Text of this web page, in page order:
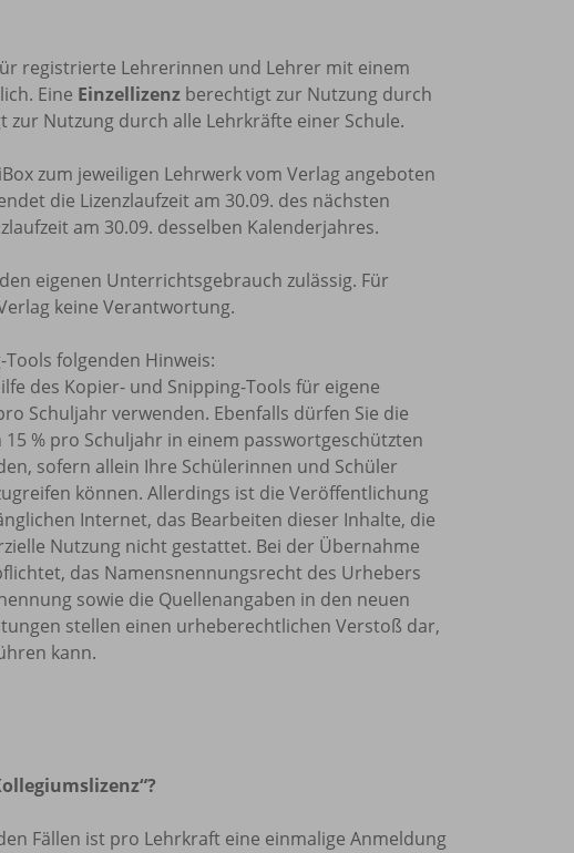
registrierte Lehrerinnen und Lehrer mit einem
Eine Einzellizenz berechtigt zur Nutzung durch
zur Nutzung durch alle Lehrkräfte einer Schule.
zum jeweiligen Lehrwerk vom Verlag angeboten
die Lizenzlaufzeit am 30.09. des nächsten
am 30.09. desselben Kalenderjahres.
eigenen Unterrichtsgebrauch zulässig. Für
keine Verantwortung.
folgenden Hinweis:
des Kopier- und Snipping-Tools für eigene
Schuljahr verwenden. Ebenfalls dürfen Sie die
% pro Schuljahr in einem passwortgeschützten
sofern allein Ihre Schülerinnen und Schüler
können. Allerdings ist die Veröffentlichung
Internet, das Bearbeiten dieser Inhalte, die
Nutzung nicht gestattet. Bei der Übernahme
das Namensnennungsrecht des Urhebers
sowie die Quellenangaben in den neuen
stellen einen urheberechtlichen Verstoß dar,
kann.
Fällen ist pro Lehrkraft eine einmalige Anmeldung